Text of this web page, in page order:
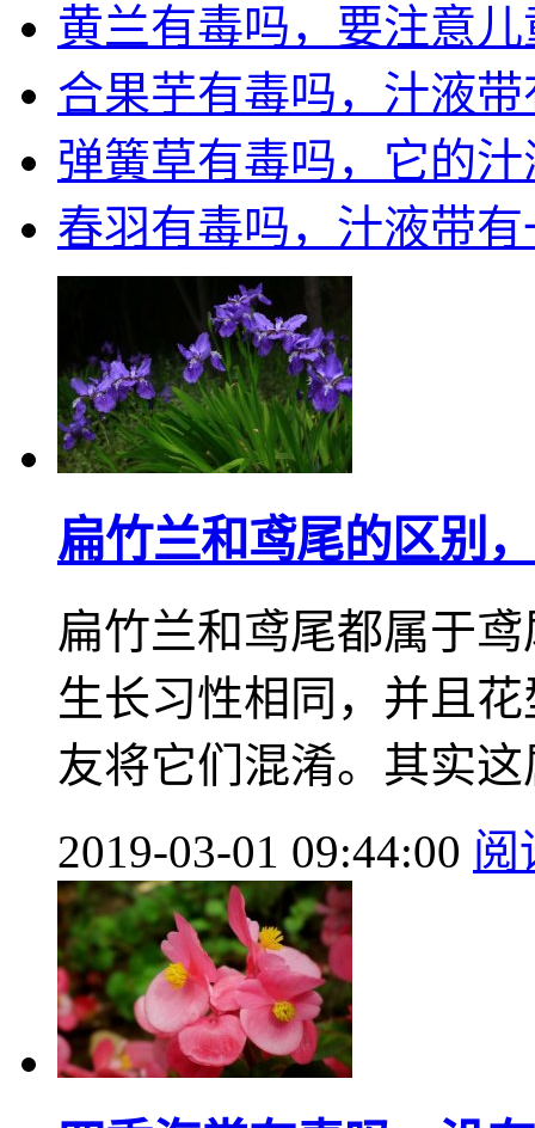
黄兰有毒吗，要注意
合果芋有毒吗，汁液
弹簧草有毒吗，它的
春羽有毒吗，汁液带
扁竹兰和鸢尾的区别
扁竹兰和鸢尾都属于
生长习性相同，并且
友将它们混淆。其实这
2019-03-01 09:44:00 阅